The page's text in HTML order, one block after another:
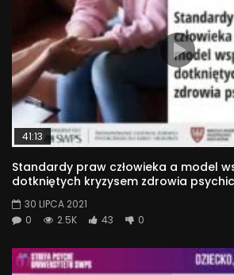
41:13
Standardy praw człowieka a model
dotkniętych kryzysem zdrowia
30 LIPCA 2021
0
2.5K 43 0